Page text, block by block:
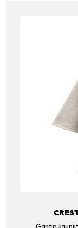
Gantin